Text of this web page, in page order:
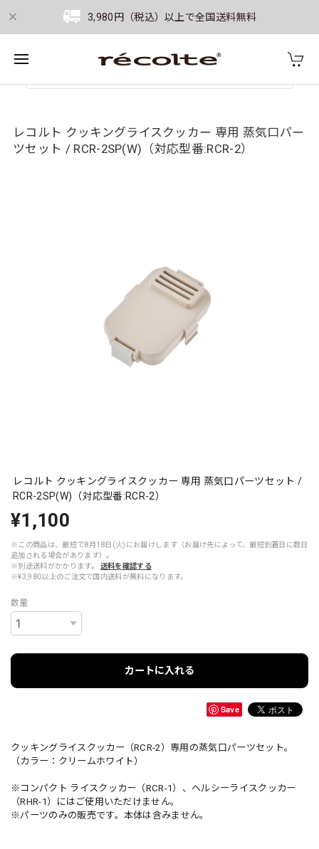
3,980円（税込）以上で全国送料無料
レコルト クッキングライスクッカー 専用 蒸気口パー
ツセット / RCR-2SP(W)（対応型番:RCR-2）
レコルト クッキングライスクッカー 専用 蒸気口パーツセット /
RCR-2SP(W)（対応型番:RCR-2）
¥1,100
※この商品は、最短で8月18日(火)にお届けします（お届け先によって、最短到着日に数日
追加される場合があります）。
※別途送料がかかります。
送料を確認する
※¥3,980以上のご注文で国内送料が無料になります。
数量
カートに入れる
Save
クッキングライスクッカー（RCR-2）専用の蒸気口パーツセット。
（カラー：クリームホワイト）
※コンパクト ライスクッカー（RCR-1）、ヘルシーライスクッカー
（RHR-1）にはご使用いただけません。
※パーツのみの販売です。本体は含みません。